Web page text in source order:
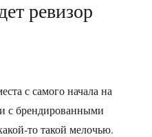
ревизор
с самого начала на
с брендированными
то такой мелочью.